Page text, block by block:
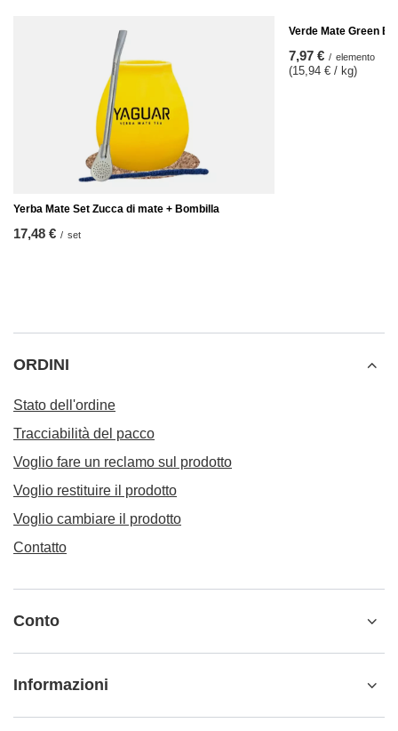
Yerba Mate Set Zucca di mate + Bombilla
17,48 € / set
Verde Mate Green
7,97 € / elemento
(15,94 € / kg)
ORDINI
Stato dell'ordine
Tracciabilità del pacco
Voglio fare un reclamo sul prodotto
Voglio restituire il prodotto
Voglio cambiare il prodotto
Contatto
Conto
Informazioni